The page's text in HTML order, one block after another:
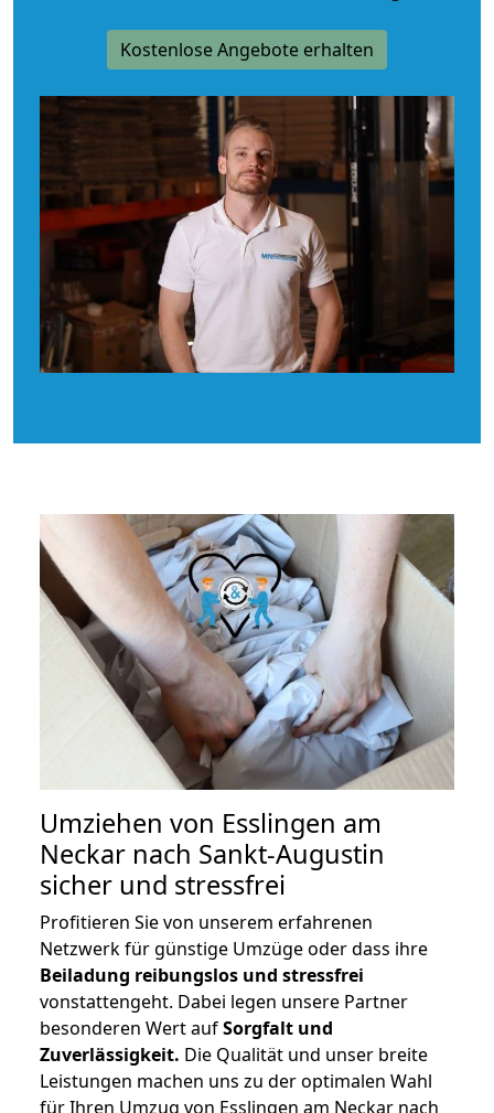
Kostenlose Angebote erhalten
Umziehen von Esslingen am
Neckar nach Sankt-Augustin
sicher und stressfrei
Profitieren Sie von unserem erfahrenen
Netzwerk für günstige Umzüge oder dass ihre
Beiladung reibungslos und stressfrei
vonstattengeht. Dabei legen unsere Partner
besonderen Wert aufSorgfalt und
Zuverlässigkeit. Die Qualität und unser breite
Leistungen machen uns zu der optimalen Wahl
für Ihren Umzug von Esslingen am Neckar nach